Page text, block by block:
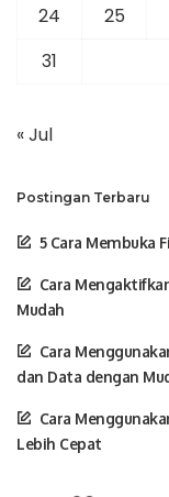
24
25
31
« Jul
Postingan Terbaru
5 Cara Membuka
Cara
Mudah
Cara
dan Data dengan
Cara
Lebih Cepat